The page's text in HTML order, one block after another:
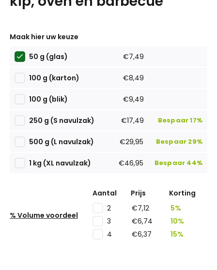
Maak hier uw keuze
50 g (glas) €7,49
100 g (karton) €8,49
100 g (blik) €9,49
250 g (S navulzak) €17,49 Bespaar 17%
500 g (L navulzak) €29,95 Bespaar 29%
1 kg (XL navulzak) €46,95 Bespaar 44%
% Volume voordeel
Aantal Prijs
Korting
2
€7,12
5%
3
€6,74
10%
4
€6,37 15%